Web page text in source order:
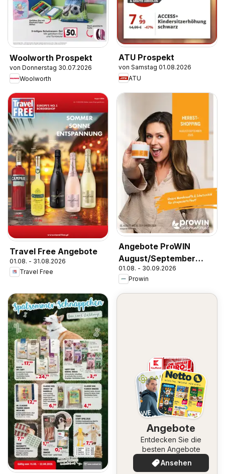
Woolworth Prospekt
von Donnerstag 30.07.2026
Woolworth
ATU Prospekt
von Samstag 01.08.2026
ATU
Travel Free Angebote
01.08. - 31.08.2026
Travel Free
Angebote ProWIN
August/September
2026
01.08. - 30.09.2026
Prowin
Angebote
Entdecken Sie die
besten Angebote
Ansehen